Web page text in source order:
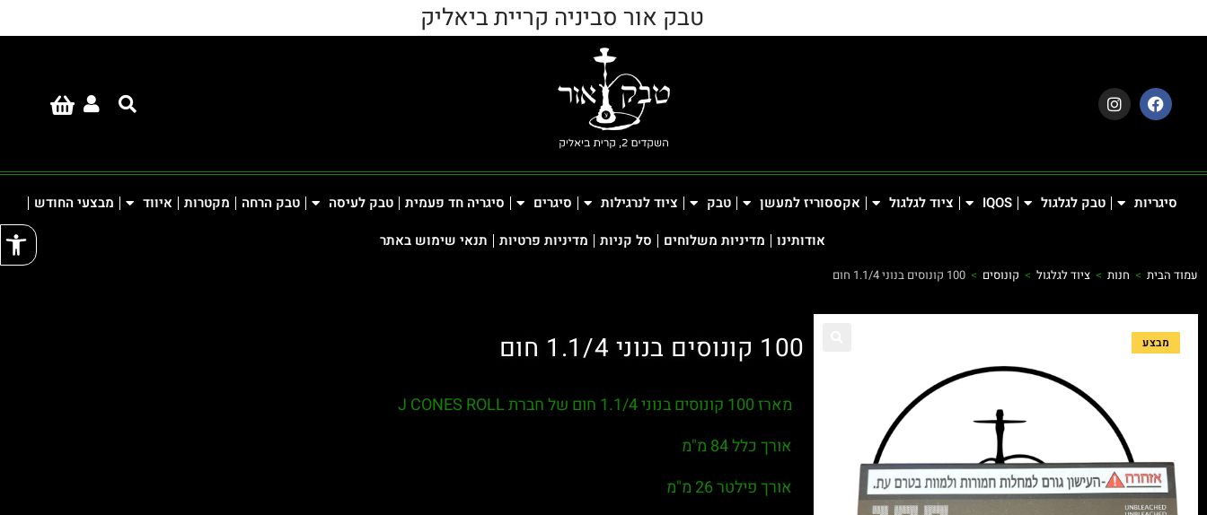
טבק אור סביניה קריית ביאליק
סיגריות טבק לגלגול IQOS ציוד לגלגול אקססוריז למעשן טבק ציוד לנרגילות סיגרים סיגריה חד פעמית טבק לעיסה טבק הרחה מקטרות איווד
מבצעי החודש
אודותינו
מדיניות משלוחים סל קניות מדיניות פרטיות תנאי שימוש באתר
עמוד הבית > חנות > ציוד לגלגול > קונוסים > 100 קונוסים בנוני 1.1/4 חום
מבצע 100 קונוסים בנוני 1.1/4 חום
מארז 100 קונוסים בנוני 1.1/4 חום של חברת J CONES ROLL
אורך כלל 84 מ"מ
אורך פילטר 26 מ"מ